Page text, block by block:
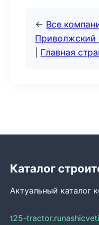
← Все
Приволжский
Главная
Каталог
Актуальный каталог
t25-tractor.ru